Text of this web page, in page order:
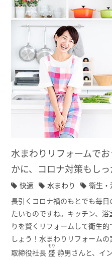
水まわりリフォームで
かに、コロナ対策もしっ
快適 水まわり
衛生・
長引くコロナ禍のもとでも毎
たいものですね。キッチン、
りを賢くリフォームして衛生
しょう！水まわりリフォーム
取締役社長盛
もり
静男さんと、イ